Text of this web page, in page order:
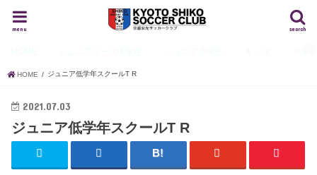
search
menu
HOME ジュニア低学年スクールT R
2021.07.03
ジュニア低学年スクールT R